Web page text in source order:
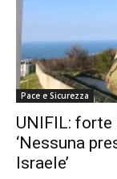
Pace e Sicurezza
UNIFIL:
‘Nessuna
Israele’